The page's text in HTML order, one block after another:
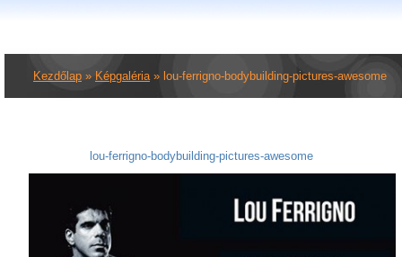
Kezdőlap » Képgaléria» lou-ferrigno-bodybuilding-pictures-awesome
lou-ferrigno-bodybuilding-pictures-awesome